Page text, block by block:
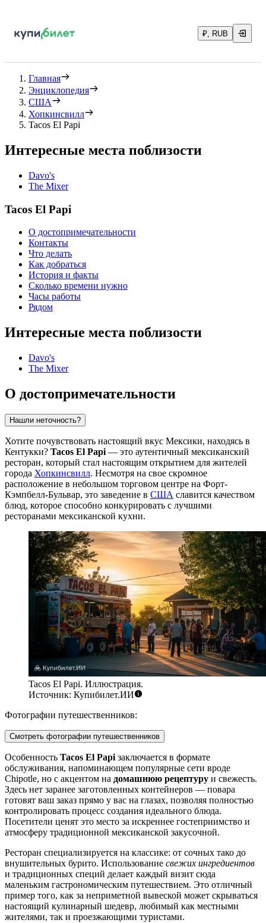
₽, RUB
Главная
Энциклопедия
США
Хопкинсвилл
Tacos El Papi
Интересные места поблизости
Davo's
The Mixer
Tacos El Papi
О достопримечательности
Контакты
Что делать
Как добраться
История и факты
Сколько времени нужно
Часы работы
Рядом
Интересные места поблизости
Davo's
The Mixer
О достопримечательности
Нашли неточность?
Хотите почувствовать настоящий вкус Мексики, находясь в
Кентукки? Tacos El Papi — это аутентичный мексиканский
ресторан, который стал настоящим открытием для жителей
города Хопкинсвилл. Несмотря на свое скромное
расположение в небольшом торговом центре на Форт-
Кэмпбелл-Бульвар, это заведение в США славится качеством
блюд, которое способно конкурировать с лучшими
ресторанами мексиканской кухни.
Tacos El Papi. Иллюстрация.
Источник: Купибилет.ИИ
Фотографии путешественников:
Смотреть фотографии путешественников
Особенность Tacos El Papi заключается в формате
обслуживания, напоминающем популярные сети вроде
Chipotle, но с акцентом на домашнюю рецептуру и свежесть.
Здесь нет заранее заготовленных контейнеров — повара
готовят ваш заказ прямо у вас на глазах, позволяя полностью
контролировать процесс создания идеального блюда.
Посетители ценят это место за искреннее гостеприимство и
атмосферу традиционной мексиканской закусочной.
Ресторан специализируется на классике: от сочных тако до
внушительных бурито. Использование свежих ингредиентов
и традиционных специй делает каждый визит сюда
маленьким гастрономическим путешествием. Это отличный
пример того, как за неприметной вывеской может скрываться
настоящий кулинарный шедевр, любимый как местными
жителями, так и проезжающими туристами.